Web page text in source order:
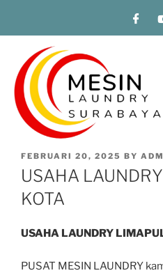
FEBRUARI 20, 2025 BY
USAHA
KOTA
USAHA LAUNDRY
PUSAT MESIN LAUNDRY